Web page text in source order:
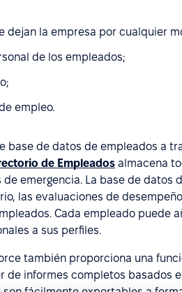
dejan la empresa por cualquier
de los empleados;
empleo.
base de datos de empleados a
de Empleados almacena
emergencia. La base de datos
las evaluaciones de
Cada empleado puede
a sus perfiles.
también proporciona una
informes completos basados